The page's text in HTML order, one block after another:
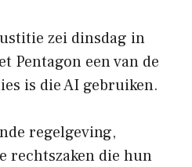
zei dinsdag in
Pentagon een van de
is die AI gebruiken.
regelgeving,
rechtszaken die hun